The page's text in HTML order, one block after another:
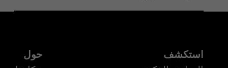
استكشف
حول